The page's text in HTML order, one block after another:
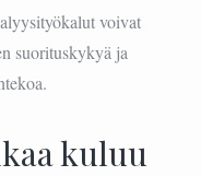
voivat
suorituskykyä ja
kuluu